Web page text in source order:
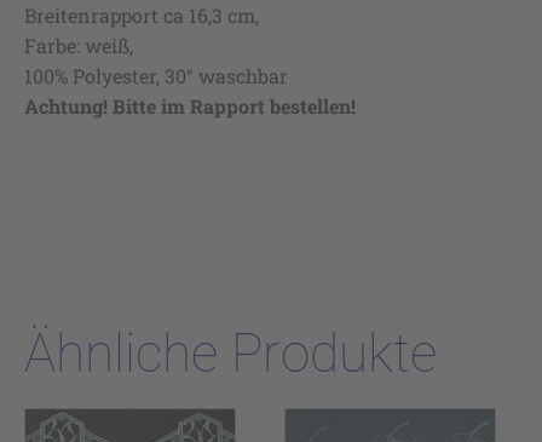
Breitenrapport ca 16,3 cm,
Farbe: weiß,
100% Polyester, 30° waschbar
Achtung! Bitte im Rapport bestellen!
Ähnliche Produkte